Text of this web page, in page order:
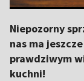
Niepozorny
nas ma
prawdziwym
kuchni!